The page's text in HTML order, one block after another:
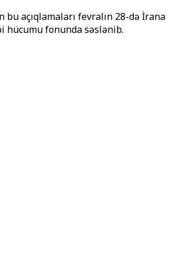
açıqlamaları fevralın 28-də İrana
hücumu fonunda səslənib.